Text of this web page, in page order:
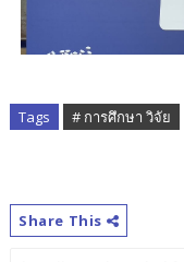
Tags # การศึกษา วิจัย
Share This